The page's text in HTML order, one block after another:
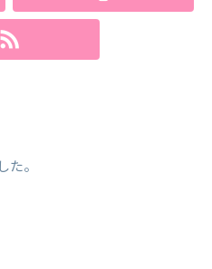
。